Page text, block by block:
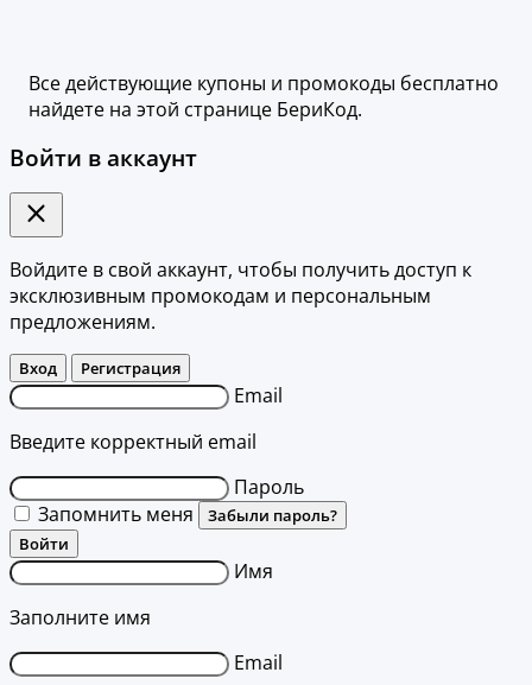
Все действующие купоны и промокоды бесплатно
найдете на этой странице БериКод.
Войти в аккаунт
Войдите в свой аккаунт, чтобы получить доступ к
эксклюзивным промокодам и персональным
предложениям.
Вход Регистрация
Email
Введите корректный email
Пароль
Запомнить меня
Забыли пароль?
Войти
Имя
Заполните имя
Email